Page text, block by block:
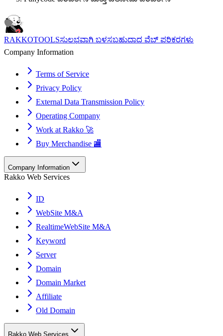
RAKKOTOOLSಸುಲಭವಾಗಿ ಬಳಸಬಹುದಾದ ವೆಬ್ ಪರಿಕರಗಳು
Company Information
Terms of Service
Privacy Policy
External Data Transmission Policy
Operating Company
Work at Rakko 🚀
Buy Merchandise 🏬
Company Information
Rakko Web Services
ID
WebSite M&A
RealtimeWebSite M&A
Keyword
Server
Domain
Domain Market
Affiliate
Old Domain
Rakko Web Services